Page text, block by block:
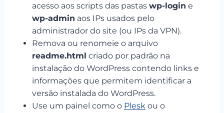
acesso aos scripts das pastas wp-login e
wp-admin aos IPs usados pelo
administrador do site (ou IPs da VPN).
Remova ou renomeie o arquivo
readme.html criado por padrão na
instalação do WordPress contendo links e
informações que permitem identificar a
versão instalada do WordPress.
Use um painel como o Plesk ou o